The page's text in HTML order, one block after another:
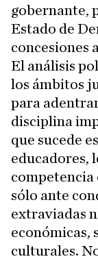
gobernante,
Estado de
concesiones
El análisis
los ámbitos
para
disciplina
que sucede
educadores,
competencia
sólo ante
extraviadas
económicas,
culturales.